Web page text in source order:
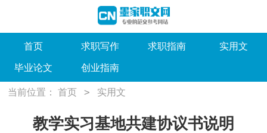
首页 求职写作 求职指南 实用文
毕业论文 创业指南
当前位置： 首页 > 实用文
教学实习基地共建协议书说明